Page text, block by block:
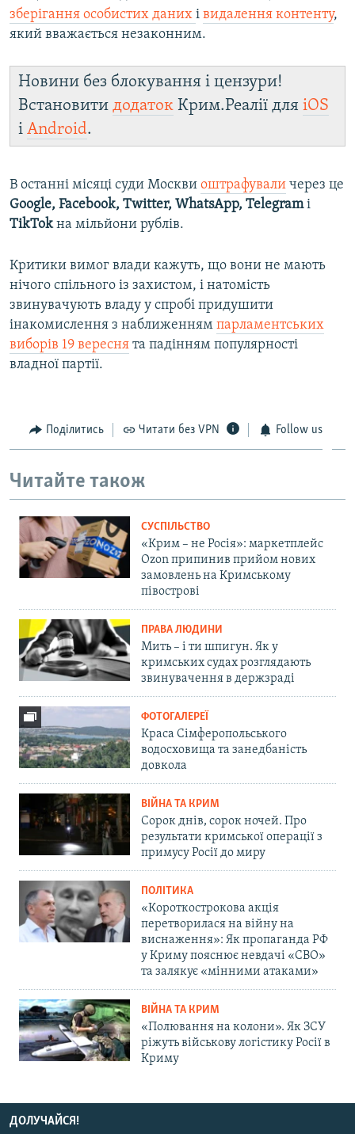
зберігання особистих даних і видалення контенту,
який вважається незаконним.
Новини без блокування і цензури!
Встановити додаток Крим.Реалії для iOS
і Android.
В останні місяці суди Москви оштрафували через це
Google, Facebook, Twitter, WhatsApp, Telegramі
TikTokна мільйони рублів.
Критики вимог влади кажуть, що вони не мають
нічого спільного із захистом, і натомість
звинувачують владу у спробі придушити
інакомислення з наближенням парламентських
виборів 19 вересня та падінням популярності
владної партії.
Поділитись Читати без VPN Follow us
Читайте також
СУСПІЛЬСТВО
«Крим – не Росія»: маркетплейс
Ozon припинив прийом нових
замовлень на Кримському
півострові
ПРАВА ЛЮДИНИ
Мить – і ти шпигун. Як у
кримських судах розглядають
звинувачення в держзраді
ФОТОГАЛЕРЕЇ
Краса Сімферопольського
водосховища та занедбаність
довкола
ВІЙНА ТА КРИМ
Сорок днів, сорок ночей. Про
результати кримської операції з
примусу Росії до миру
ПОЛІТИКА
«Короткострокова акція
перетворилася на війну на
виснаження»: Як пропаганда РФ
у Криму пояснює невдачі «СВО»
та залякує «мінними атаками»
ВІЙНА ТА КРИМ
«Полювання на колони». Як ЗСУ
ріжуть військову логістику Росії в
Криму
ДОЛУЧАЙСЯ!